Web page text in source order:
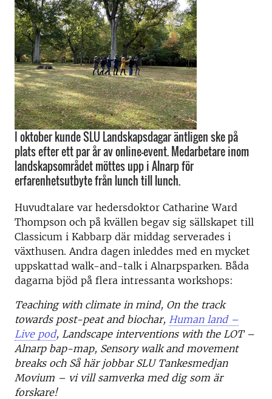
I oktober kunde SLU Landskapsdagar äntligen ske på
plats efter ett par år av online-event. Medarbetare inom
landskapsområdet möttes upp i Alnarp för
erfarenhetsutbyte från lunch till lunch.
Huvudtalare var hedersdoktor Catharine Ward
Thompson och på kvällen begav sig sällskapet till
Classicum i Kabbarp där middag serverades i
växthusen. Andra dagen inleddes med en mycket
uppskattad walk-and-talk i Alnarpsparken. Båda
dagarna bjöd på flera intressanta workshops:
Teaching with climate in mind, On the track
towards post-peat and biochar, Human land –
Live pod, Landscape interventions with the LOT –
Alnarp bap-map, Sensory walk and movement
breaks och Så här jobbar SLU Tankesmedjan
Movium – vi vill samverka med dig som är
forskare!